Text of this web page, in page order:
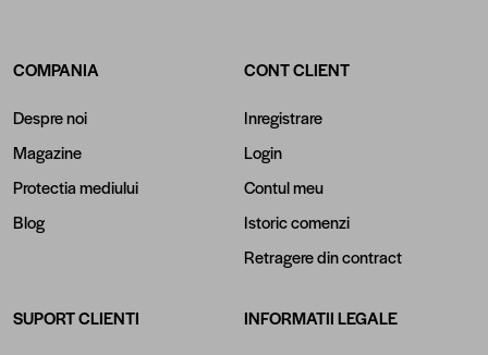
COMPANIA
Despre noi
Magazine
Protectia mediului
Blog
CONT CLIENT
Inregistrare
Login
Contul meu
Istoric comenzi
Retragere din contract
SUPORT CLIENTI
INFORMATII LEGALE